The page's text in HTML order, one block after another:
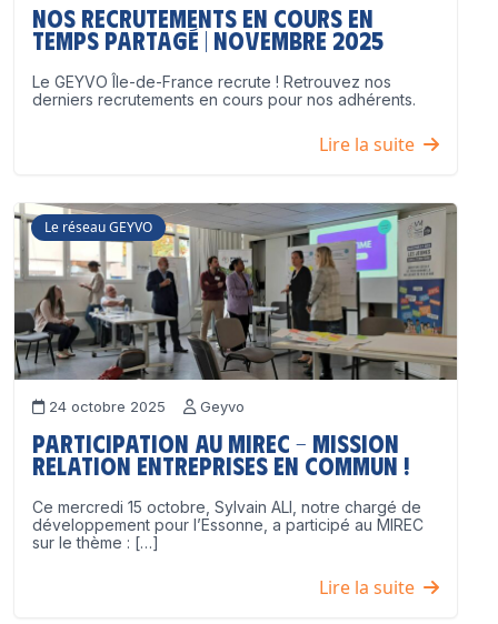
Nos recrutements en cours en
temps partagé | Novembre 2025
Le GEYVO Île-de-France recrute ! Retrouvez nos
derniers recrutements en cours pour nos adhérents.
Lire la suite
Le réseau GEYVO
24 octobre 2025 Geyvo
Participation au MIREC – Mission
Relation Entreprises en Commun !
Ce mercredi 15 octobre, Sylvain ALI, notre chargé de
développement pour l’Essonne, a participé au MIREC
sur le thème : […]
Lire la suite